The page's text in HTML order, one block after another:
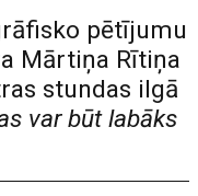
pētījumu
Mārtiņa Rītiņa
stundas ilgā
var būt labāks